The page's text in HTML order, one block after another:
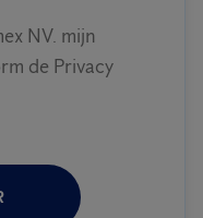
NV. mijn
de Privacy